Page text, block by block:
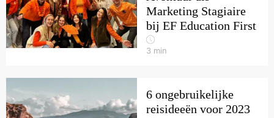
Marketing Stagiaire
bij EF Education First
3 min
6 ongebruikelijke
reisideeën voor 2023